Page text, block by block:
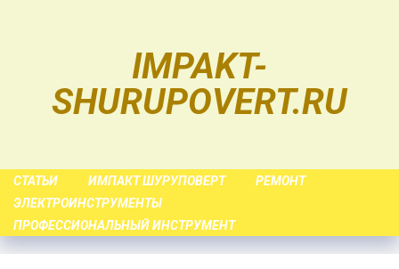
IMPAKT-
SHURUPOVERT.RU
СТАТЬИ ИМПАКТ ШУРУПОВЕРТ
РЕМОНТ
ЭЛЕКТРОИНСТРУМЕНТЫ
ПРОФЕССИОНАЛЬНЫЙ ИНСТРУМЕНТ